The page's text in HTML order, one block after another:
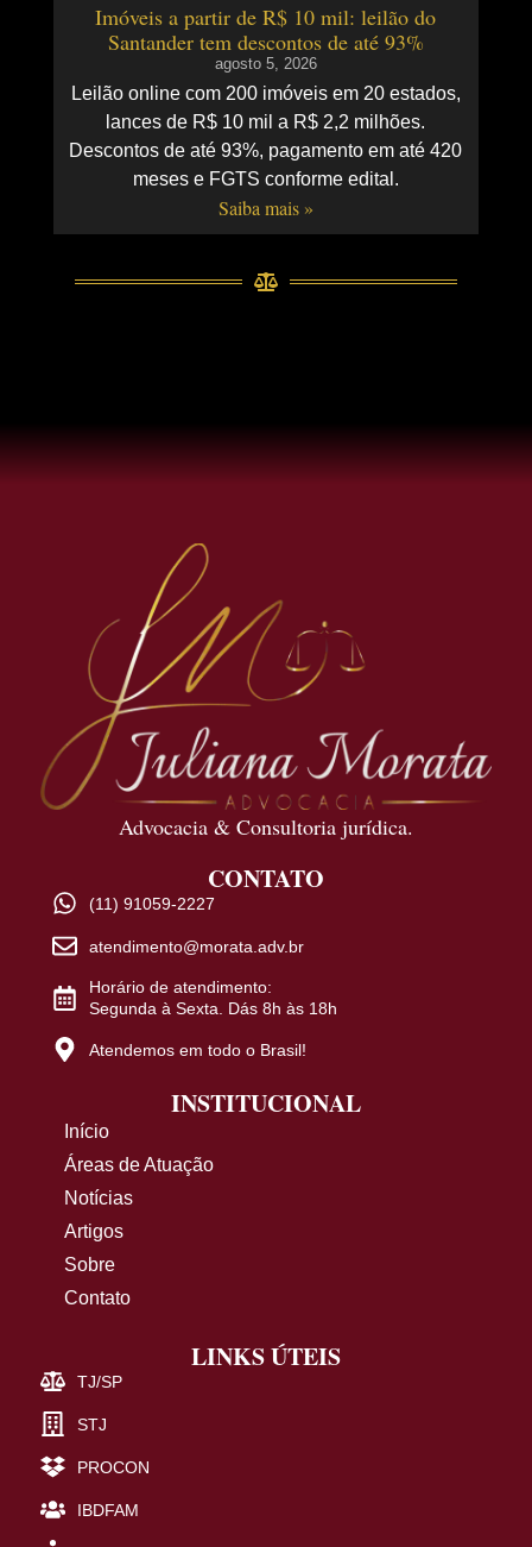
Imóveis a partir de R$ 10 mil: leilão do
Santander tem descontos de até 93%
agosto 5, 2026
Leilão online com 200 imóveis em 20 estados,
lances de R$ 10 mil a R$ 2,2 milhões.
Descontos de até 93%, pagamento em até 420
meses e FGTS conforme edital.
Saiba mais »
Advocacia & Consultoria jurídica.
CONTATO
(11) 91059-2227
atendimento@morata.adv.br
Horário de atendimento:
Segunda à Sexta. Dás 8h às 18h
Atendemos em todo o Brasil!
INSTITUCIONAL
Início
Áreas de Atuação
Notícias
Artigos
Sobre
Contato
LINKS ÚTEIS
TJ/SP
STJ
PROCON
IBDFAM